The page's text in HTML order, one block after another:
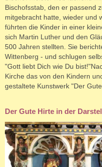
Bischofsstab, den er passend
mitgebracht hatte, wieder und
führten die Kinder in einer
sich Martin Luther und den
500 Jahren stellten. Sie
Wittenberg - und schlugen
"Gott liebt Dich wie Du
Kirche das von den Kindern
gestaltete Kunstwerk "Der
Der Gute Hirte in der